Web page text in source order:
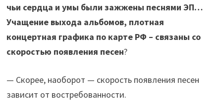
чьи сердца и умы были зажжены песнями ЭП…
Учащение выхода альбомов, плотная
концертная графика по карте РФ – связаны со
скоростью появления песен?
— Скорее, наоборот — скорость появления песен
зависит от востребованности.